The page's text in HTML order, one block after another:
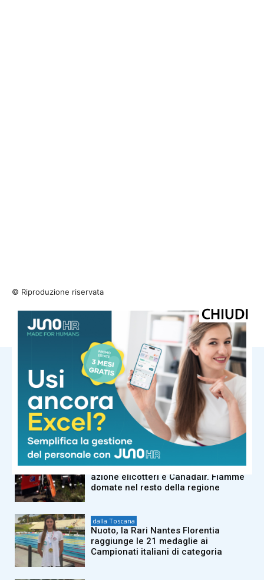
© Riproduzione riservata
NOTIZIE CORRELATE
dalla Toscana
Autorità portuale regionale,
approvato il piano triennale: 7,5
milioni di euro per gli scali toscani
dalla Toscana
Bruciano i boschi di Firenzuola: in
azione elicotteri e Canadair. Fiamme
domate nel resto della regione
dalla Toscana
Nuoto, la Rari Nantes Florentia
raggiunge le 21 medaglie ai
Campionati italiani di categoria